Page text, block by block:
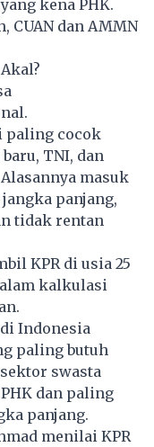
kena PHK.
CUAN dan AMMN
paling cocok
TNI, dan
masuk
panjang,
tidak rentan
KPR di usia 25
kalkulasi
Indonesia
paling butuh
swasta
dan paling
panjang.
menilai KPR